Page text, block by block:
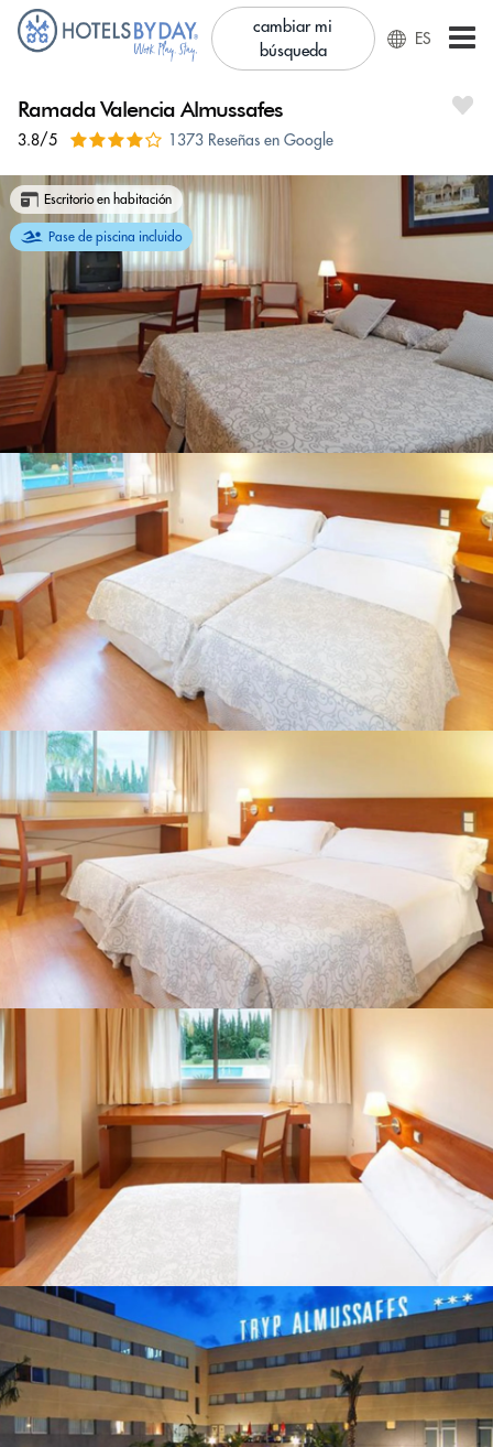
cambiar mi
búsqueda
ES
Ramada Valencia Almussafes
3.8/5 1373 Reseñas en Google
Escritorio en habitación
Pase de piscina incluido